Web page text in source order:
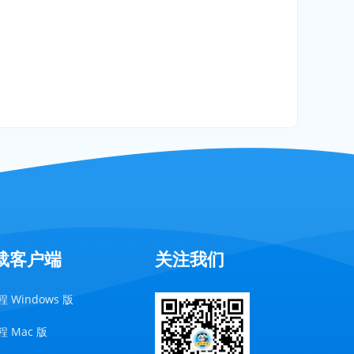
客户端
Windows 版
Mac 版
关注我们